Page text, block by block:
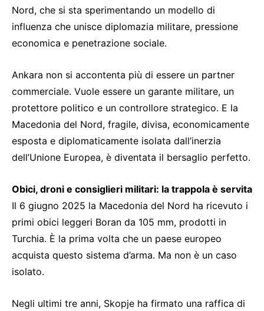
Nord, che si sta sperimentando un modello di
influenza che unisce diplomazia militare, pressione
economica e penetrazione sociale.
Ankara non si accontenta più di essere un partner
commerciale. Vuole essere un garante militare, un
protettore politico e un controllore strategico. E la
Macedonia del Nord, fragile, divisa, economicamente
esposta e diplomaticamente isolata dall’inerzia
dell’Unione Europea, è diventata il bersaglio perfetto.
Obici, droni e consiglieri militari: la trappola è servita
Il 6 giugno 2025 la Macedonia del Nord ha ricevuto i
primi obici leggeri Boran da 105 mm, prodotti in
Turchia. È la prima volta che un paese europeo
acquista questo sistema d’arma. Ma non è un caso
isolato.
Negli ultimi tre anni, Skopje ha firmato una raffica di